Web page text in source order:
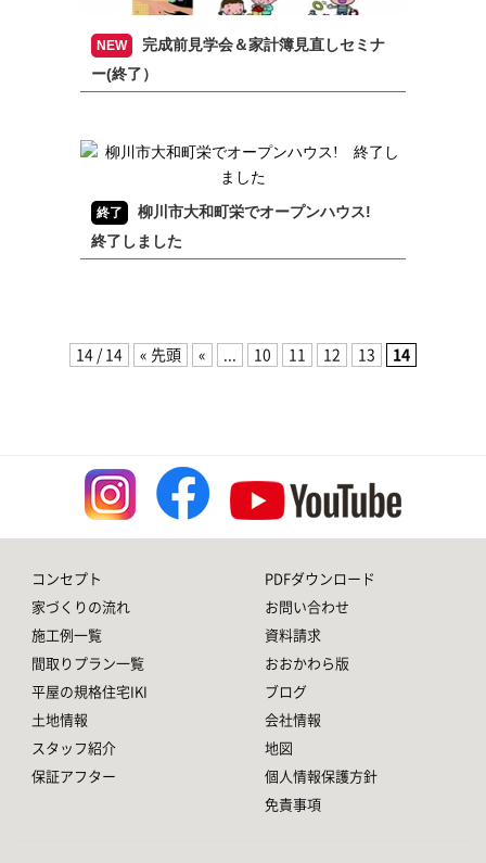
NEW
完成前見学会＆家計簿見直しセミナ
ー(終了）
終了
柳川市大和町栄でオープンハウス!
終了しました
14 / 14 « 先頭 « 10 11 12 13 14
コンセプト
家づくりの流れ
施工例一覧
間取りプラン一覧
平屋の規格住宅IKI
土地情報
スタッフ紹介
保証アフター
PDFダウンロード
お問い合わせ
資料請求
おおかわら版
ブログ
会社情報
地図
個人情報保護方針
免責事項